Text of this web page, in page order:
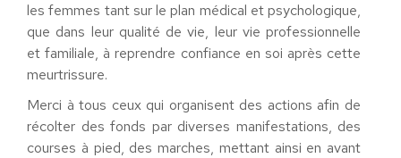
les femmes tant sur le plan médical et psychologique,
que dans leur qualité de vie, leur vie professionnelle
et familiale, à reprendre confiance en soi après cette
meurtrissure.
Merci à tous ceux qui organisent des actions afin de
récolter des fonds par diverses manifestations, des
courses à pied, des marches, mettant ainsi en avant